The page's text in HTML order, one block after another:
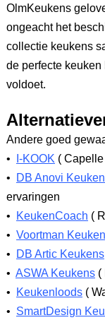
OlmKeukens
ongeacht het
collectie keukens
de perfecte
voldoet.
Andere goed
•
I-KOOK (
•
DB Anovi
ervaringen
•
KeukenCoach (
• Voortman
•
DB Artic Keukens
• ASWA Keukens (
•
Keukenloods (
• SmartDesign